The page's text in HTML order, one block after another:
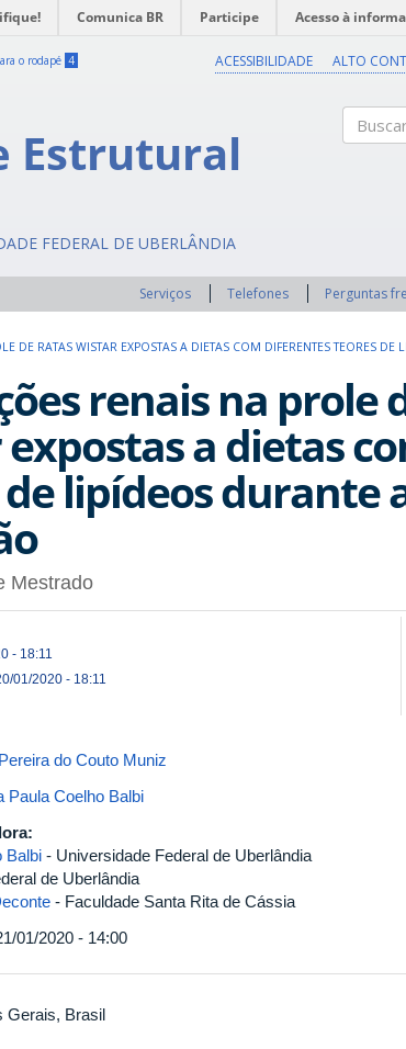
Comunica BR Participe Acesso à
o rodapé 4 ACESSIBILIDADE ALTO
Estrutural
FEDERAL DE UBERLÂNDIA
Serviços Telefones Perguntas
DE RATAS WISTAR EXPOSTAS A DIETAS COM DIFERENTES TEORES
renais na prole
a dietas
lipídeos durante
Mestrado
- 18:11
01/2020 - 18:11
do Couto Muniz
Paula Coelho Balbi
Balbi - Universidade Federal de Uberlândia
de Uberlândia
- Faculdade Santa Rita de Cássia
01/2020 - 14:00
Gerais, Brasil